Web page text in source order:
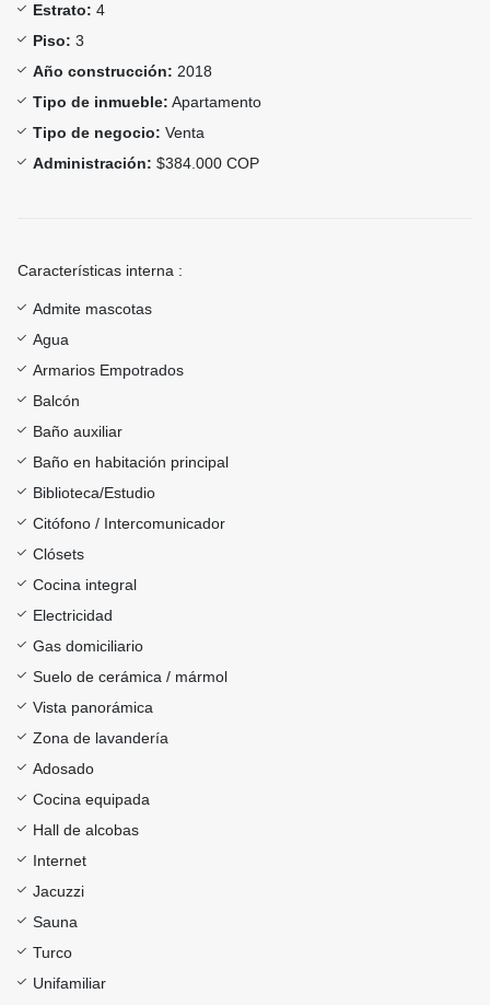
Estrato: 4
Piso: 3
Año construcción: 2018
Tipo de inmueble: Apartamento
Tipo de negocio: Venta
Administración: $384.000 COP
Características interna :
Admite mascotas
Agua
Armarios Empotrados
Balcón
Baño auxiliar
Baño en habitación principal
Biblioteca/Estudio
Citófono / Intercomunicador
Clósets
Cocina integral
Electricidad
Gas domiciliario
Suelo de cerámica / mármol
Vista panorámica
Zona de lavandería
Adosado
Cocina equipada
Hall de alcobas
Internet
Jacuzzi
Sauna
Turco
Unifamiliar